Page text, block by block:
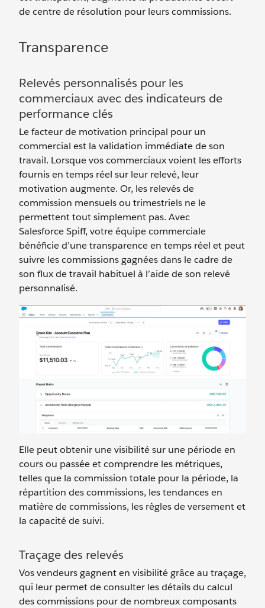
de centre de résolution pour leurs commissions.
Transparence
Relevés personnalisés pour les
commerciaux avec des indicateurs de
performance clés
Le facteur de motivation principal pour un
commercial est la validation immédiate de son
travail. Lorsque vos commerciaux voient les efforts
fournis en temps réel sur leur relevé, leur
motivation augmente. Or, les relevés de
commission mensuels ou trimestriels ne le
permettent tout simplement pas. Avec
Salesforce Spiff, votre équipe commerciale
bénéficie d’une transparence en temps réel et peut
suivre les commissions gagnées dans le cadre de
son flux de travail habituel à l’aide de son relevé
personnalisé.
Elle peut obtenir une visibilité sur une période en
cours ou passée et comprendre les métriques,
telles que la commission totale pour la période, la
répartition des commissions, les tendances en
matière de commissions, les règles de versement et
la capacité de suivi.
Traçage des relevés
Vos vendeurs gagnent en visibilité grâce au traçage,
qui leur permet de consulter les détails du calcul
des commissions pour de nombreux composants